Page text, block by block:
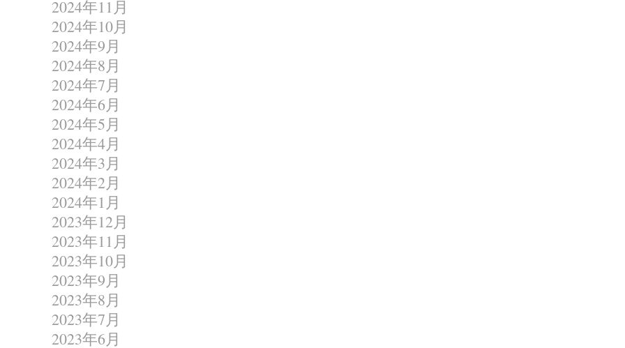
2024年11月
2024年10月
2024年9月
2024年8月
2024年7月
2024年6月
2024年5月
2024年4月
2024年3月
2024年2月
2024年1月
2023年12月
2023年11月
2023年10月
2023年9月
2023年8月
2023年7月
2023年6月